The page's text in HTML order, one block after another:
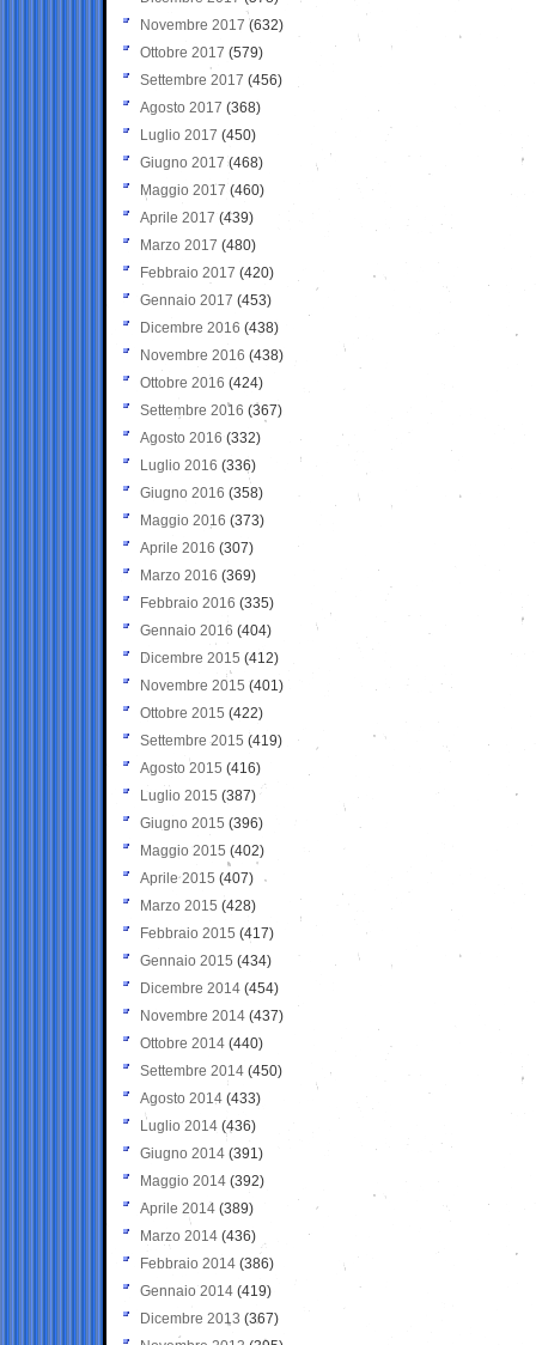
Novembre 2017 (632)
Ottobre 2017 (579)
Settembre 2017 (456)
Agosto 2017 (368)
Luglio 2017 (450)
Giugno 2017 (468)
Maggio 2017 (460)
Aprile 2017 (439)
Marzo 2017 (480)
Febbraio 2017 (420)
Gennaio 2017 (453)
Dicembre 2016 (438)
Novembre 2016 (438)
Ottobre 2016 (424)
Settembre 2016 (367)
Agosto 2016 (332)
Luglio 2016 (336)
Giugno 2016 (358)
Maggio 2016 (373)
Aprile 2016 (307)
Marzo 2016 (369)
Febbraio 2016 (335)
Gennaio 2016 (404)
Dicembre 2015 (412)
Novembre 2015 (401)
Ottobre 2015 (422)
Settembre 2015 (419)
Agosto 2015 (416)
Luglio 2015 (387)
Giugno 2015 (396)
Maggio 2015 (402)
Aprile 2015 (407)
Marzo 2015 (428)
Febbraio 2015 (417)
Gennaio 2015 (434)
Dicembre 2014 (454)
Novembre 2014 (437)
Ottobre 2014 (440)
Settembre 2014 (450)
Agosto 2014 (433)
Luglio 2014 (436)
Giugno 2014 (391)
Maggio 2014 (392)
Aprile 2014 (389)
Marzo 2014 (436)
Febbraio 2014 (386)
Gennaio 2014 (419)
Dicembre 2013 (367)